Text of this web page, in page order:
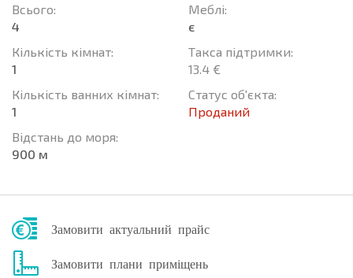
Всього:
4
Кількість кімнат:
1
Кількість ванних кімнат:
1
Відстань до моря:
900 м
Меблі:
є
Такса підтримки:
13.4 €
Статус об'єкта:
Проданий
Замовити актуальний прайс
Замовити плани приміщень